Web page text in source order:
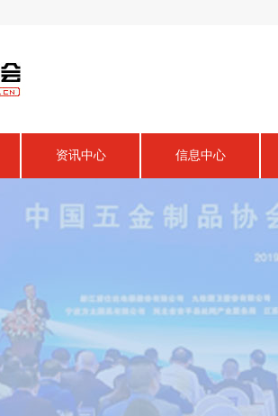
资讯中心 信息中心